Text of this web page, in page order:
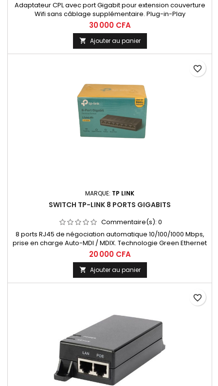
Adaptateur CPL avec port Gigabit pour extension couverture
Wifi sans câblage supplémentaire. Plug-in-Play
30 000 CFA
 Ajouter au panier
MARQUE: TP LINK
SWITCH TP-LINK 8 PORTS GIGABITS
Commentaire(s): 0
8 ports RJ45 de négociation automatique 10/100/1000 Mbps,
prise en charge Auto-MDI / MDIX. Technologie Green Ethernet
économise de l'énergie ,contrôle de flux IEEE 802.3X assure un
transfert de données fiable Boîtier en plastique, à poser sur le
bureau ou de montage mural,Plug and play, aucune
configuration nécessaire. Conception sans ventilateur qui...
20 000 CFA
 Ajouter au panier
favorite_border
favorite_border